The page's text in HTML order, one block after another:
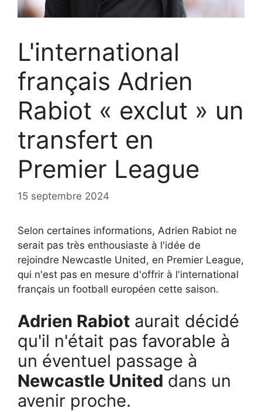
L'international
français Adrien
Rabiot « exclut » un
transfert en
Premier League
15 septembre 2024
Selon certaines informations, Adrien Rabiot ne
serait pas très enthousiaste à l'idée de
rejoindre Newcastle United, en Premier League,
qui n'est pas en mesure d'offrir à l'international
français un football européen cette saison.
Adrien Rabiot aurait décidé
qu'il n'était pas favorable à
un éventuel passage à
Newcastle United dans un
avenir proche.